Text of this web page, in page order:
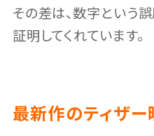
その差は、数字という
証明してくれています。
最新作のティザ